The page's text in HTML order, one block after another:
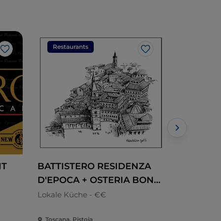
Like
Restaurants
Like
BATTISTERO RESIDENZA
D'EPOCA + OSTERIA BONO
DI NULLA
Lokale Küche - €€
Toscana, Pistoia